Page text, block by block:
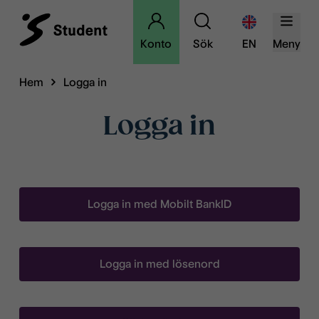
Konto Sök EN Meny
Hem Logga in
Logga in
Logga in med Mobilt BankID
Logga in med lösenord